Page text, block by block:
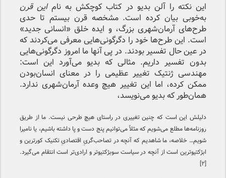
این نکته را آلن بدیو در کتاب کوچکش به ناماین قرن
به‌خوبی بیان کرده است. مشخصه قرن بیستم تا حدی
طرح‌های آرمان‌شهری بزرگ، و ایده خلق «انسانی جدید»
است. این طرح‌ها خود را دگرگونی‌هایی معرفی می‌کردند که
در عین حال تفسیر بودند. در پی آنها ما امروز دگرگونی‌هایی
بدون تفسیر داریم. مثالی که بدیو می‌آورد این است:
مهندسی ژنتیک تغییر عظیمی را در معنای انسان‌بودن
ممکن کرده، اما این تغییر هیچ وعده آرمان‌شهری ندارد.
همان‌طور که بدیو می‌نویسد،
دلیلش این است که چنین تغییری در راستای هیچ طرحی نیست. ما از طریق
روزنامه‌ها مطلع می‌شویم که مثلاً می‌توانیم پنج دست و پا داشته باشیم، یا نامیرا
شویم… خلاصه، ما شاهدیم که آنچه در تصاحب‌گریِ اقتصادیِ تکنیک کورترین و
ابژکتیوترین است از آنچه در سیاست سوبژکتیوتر و ارادی‌تر است انتقام می‌گیرد.
[۲]